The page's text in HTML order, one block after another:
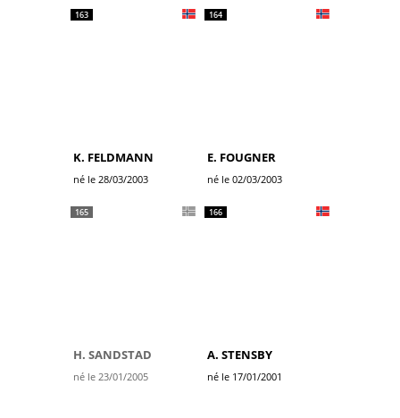
163
K. FELDMANN
né le 28/03/2003
164
E. FOUGNER
né le 02/03/2003
165
H. SANDSTAD
né le 23/01/2005
166
A. STENSBY
né le 17/01/2001